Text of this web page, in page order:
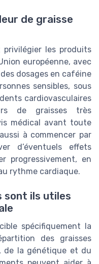
de graisse
les produits
européenne, avec
dosages en caféine
sensibles, sous
cardiovasculaires
de graisses très
médical avant toute
à commencer par
d’éventuels effets
progressivement, en
rythme cardiaque.
sont ils utiles
spécifiquement la
des graisses
de la génétique et du